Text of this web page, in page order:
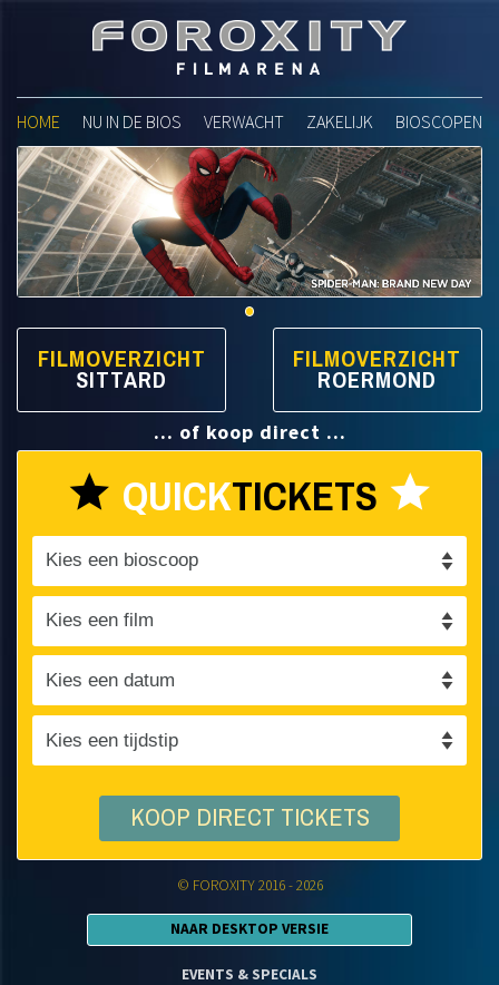
Foroxity Filmarena
HOME NU IN DE BIOS VERWACHT ZAKELIJK BIOSCOPEN
FILMOVERZICHT
SITTARD FILMOVERZICHT
ROERMOND
... of koop direct ...
star QUICKTICKETS star
KOOP DIRECT TICKETS
© FOROXITY 2016 - 2026
NAAR DESKTOP VERSIE
EVENTS & SPECIALS